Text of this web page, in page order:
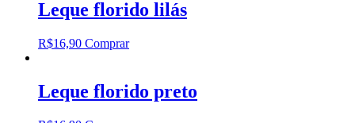
Leque florido lilás
R$16,90 Comprar
Leque florido preto